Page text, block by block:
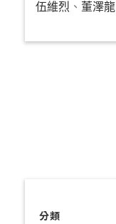
伍維烈 、 董澤龍
分類